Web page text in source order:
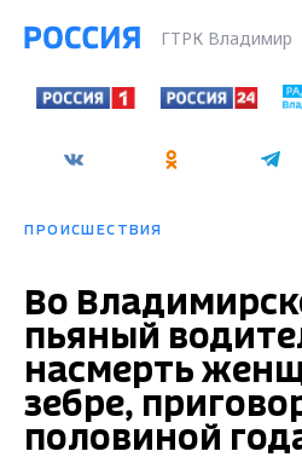
ГТРК Владимир
ПРОИСШЕСТВИЯ
Во
пьяный
насмерть
зебре,
половиной